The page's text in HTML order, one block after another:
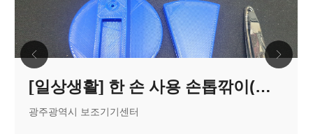
[일상생활] 한 손 사용 손톱깎이(큐티클)
광주광역시 보조기기센터